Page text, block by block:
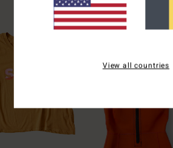
View all countries